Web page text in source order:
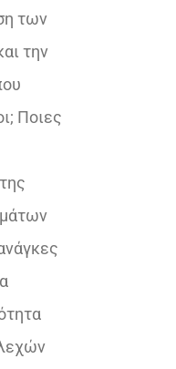
των
την
Ποιες